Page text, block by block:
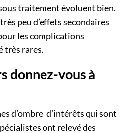
traitement évoluent bien.
peu d’effets secondaires
les complications
très rares.
donnez-vous à
d’ombre, d’intérêts qui sont
ont relevé des